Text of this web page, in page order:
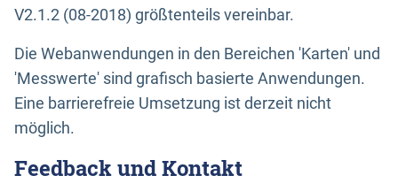
V2.1.2 (08-2018) größtenteils vereinbar.
Die Webanwendungen in den Bereichen 'Karten' und
'Messwerte' sind grafisch basierte Anwendungen.
Eine barrierefreie Umsetzung ist derzeit nicht
möglich.
Feedback und Kontakt